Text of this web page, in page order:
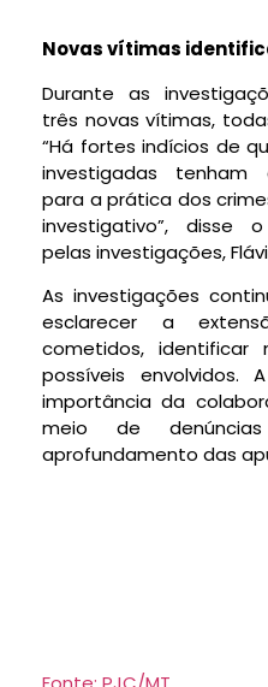
Novas vítimas
Durante as
três novas vítimas,
“Há fortes indícios de
investigadas tenham
para a prática dos
investigativo”, disse
pelas investigações,
As investigações
esclarecer a
cometidos,
possíveis envolvidos.
importância da
meio de
aprofundamento das